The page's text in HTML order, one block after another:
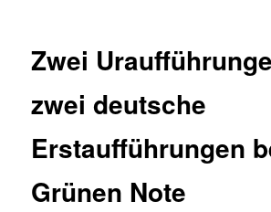
Zwei
zwei deutsche
Erstaufführungen
Grünen Note